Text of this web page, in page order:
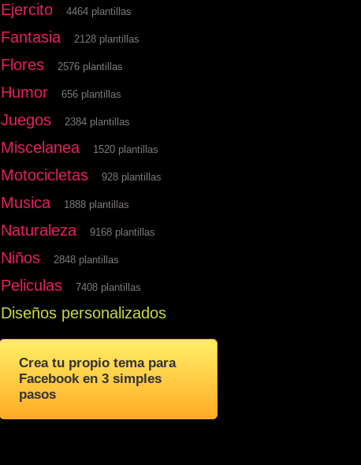
Ejercito 4464 plantillas
Fantasia 2128 plantillas
Flores 2576 plantillas
Humor 656 plantillas
Juegos 2384 plantillas
Miscelanea 1520 plantillas
Motocicletas 928 plantillas
Musica 1888 plantillas
Naturaleza 9168 plantillas
Niños 2848 plantillas
Peliculas 7408 plantillas
Diseños personalizados
Crea tu propio tema para
Facebook en 3 simples
pasos